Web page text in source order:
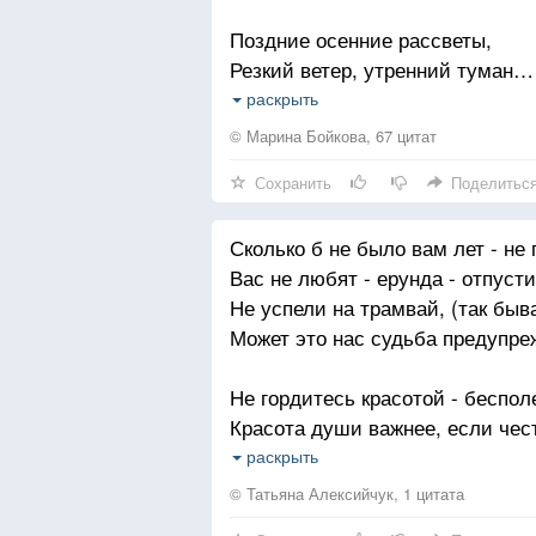
Поздние осенние рассветы,
Резкий ветер, утренний туман…
Кофе, Шоколад и Сигареты,
И ушедший в прошлое роман…
И особый запах хризантемы,
Чуть прохладный мятный
Что дает надежду перемены…
Сигареты… Кофе… Шоколад…
Миллионы женщин любят
Тщательно отмеренные дозы —
Кофе… Шоколад… И поцелуй…
раскрыть
© Марина Бойкова, 67 цитат
Сохранить Поделиться
Сколько б не было вам лет - не
Вас не любят - ерунда -
Не успели на трамвай, (так
Может это нас судьба
Не гордитесь красотой -
Красота души важнее, если
Коль не ладятся дела -
И на красный, никогда, не бегите.
раскрыть
© Татьяна Алексийчук, 1 цитата